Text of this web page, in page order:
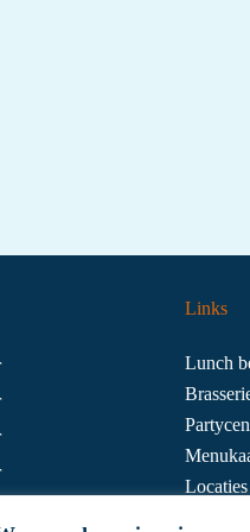
Links
Lunch
Locaties